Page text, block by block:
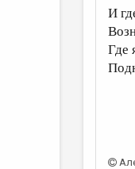
И
Где